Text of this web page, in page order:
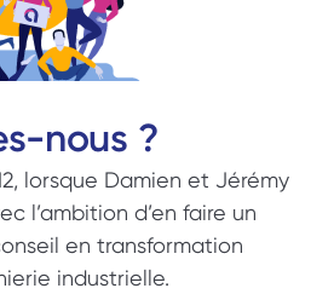
nous ?
lorsque Damien et Jérémy
l’ambition d’en faire un
en transformation
industrielle.